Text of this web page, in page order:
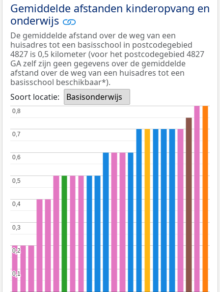
Gemiddelde afstanden kinderopvang en
onderwijs
De gemiddelde afstand over de weg van een
huisadres tot een basisschool in postcodegebied
4827 is 0,5 kilometer (voor het postcodegebied 4827
GA zelf zijn geen gegevens over de gemiddelde
afstand over de weg van een huisadres tot een
basisschool beschikbaar*).
Soort locatie:
Basisonderwijs
0,1
0,1
0,2
0,2
0,3
0,3
0,4
0,4
0,5
0,5
0,6
0,6
0,7
0,7
0,8
0,8